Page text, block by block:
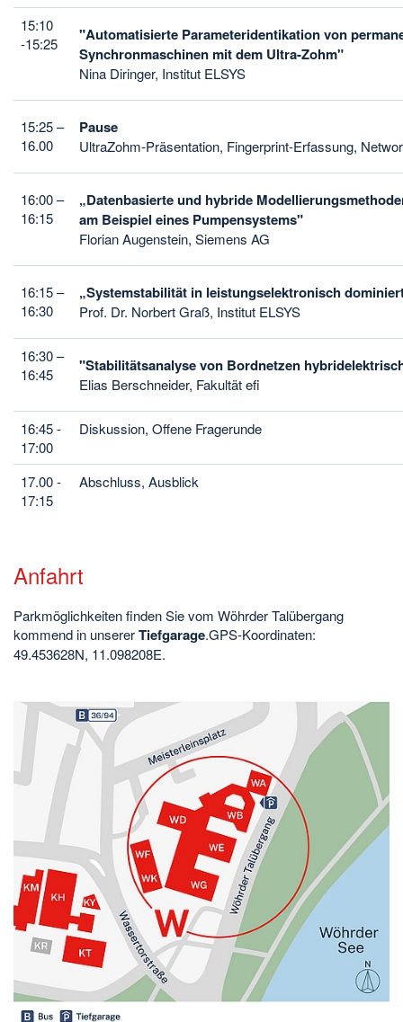
15:10
-15:25
"Automatisierte Parameteridentikation von
Synchronmaschinen mit dem Ultra-Zohm"
Nina Diringer, Institut ELSYS
15:25 –
16.00
Pause
UltraZohm-Präsentation, Fingerprint-Erfassung,
16:00 –
16:15
„Datenbasierte und hybride
am Beispiel eines Pumpensystems"
Florian Augenstein, Siemens AG
16:15 –
16:30
„Systemstabilität in leistungselektronisch
Prof. Dr. Norbert Graß, Institut ELSYS
16:30 –
16:45
"Stabilitätsanalyse von Bordnetzen
Elias Berschneider, Fakultät efi
16:45 -
17:00
Diskussion, Offene Fragerunde
17.00 -
17:15
Abschluss, Ausblick
Anfahrt
Parkmöglichkeiten finden Sie vom Wöhrder Talübergang
kommend in unsererTiefgarage.GPS-Koordinaten:
49.453628N, 11.098208E.